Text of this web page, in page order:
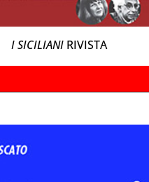
I SICILIANI RIVISTA